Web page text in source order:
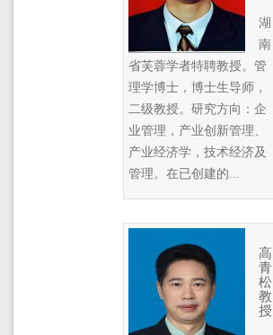
湖
南
省芙蓉学者特聘教授。管
理学博士，博士生导师，
二级教授。研究方向：企
业管理，产业创新管理、
产业经济学，技术经济及
管理。在已创建的...
高
青
松
教
授